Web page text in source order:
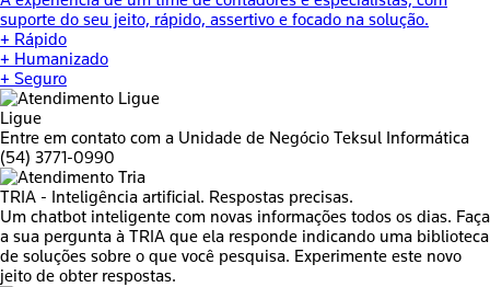
suporte do seu jeito, rápido, assertivo e focado na solução.
+ Rápido
+ Humanizado
+ Seguro
Ligue
Entre em contato com a Unidade de Negócio Teksul Informática
(54) 3771-0990
TRIA - Inteligência artificial. Respostas precisas.
Um chatbot inteligente com novas informações todos os dias. Faça
a sua pergunta à TRIA que ela responde indicando uma biblioteca
de soluções sobre o que você pesquisa. Experimente este novo
jeito de obter respostas.